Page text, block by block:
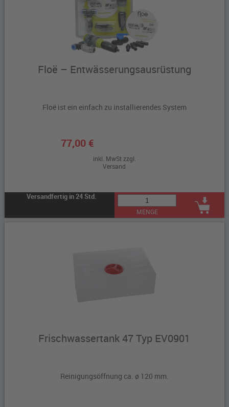
Floë – Entwässerungsausrüstung
Floë ist ein einfach zu installierendes System
77,00 €
inkl. MwSt zzgl.
Versand
Versandfertig in 24 Std.
MENGE
Frischwassertank 47 Typ EV0901
Reinigungsöffnung ca. ø 120 mm.